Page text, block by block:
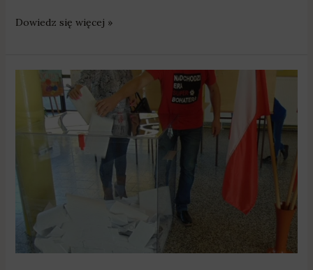
Dowiedz się więcej »
Mieszkańcy
Murowanej
Gośliny
będą
wybierać